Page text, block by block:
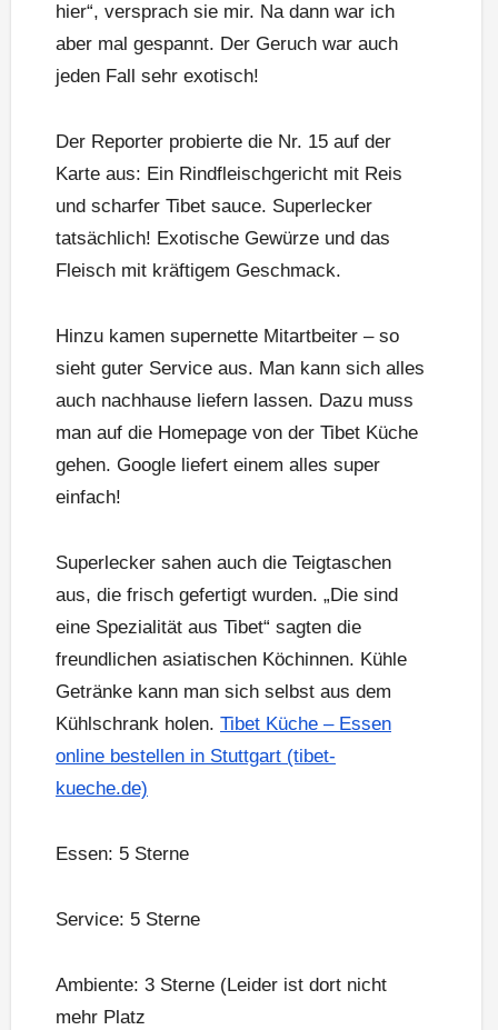
hier“, versprach sie mir. Na dann war ich
aber mal gespannt. Der Geruch war auch
jeden Fall sehr exotisch!
Der Reporter probierte die Nr. 15 auf der
Karte aus: Ein Rindfleischgericht mit Reis
und scharfer Tibet sauce. Superlecker
tatsächlich! Exotische Gewürze und das
Fleisch mit kräftigem Geschmack.
Hinzu kamen supernette Mitartbeiter – so
sieht guter Service aus. Man kann sich alles
auch nachhause liefern lassen. Dazu muss
man auf die Homepage von der Tibet Küche
gehen. Google liefert einem alles super
einfach!
Superlecker sahen auch die Teigtaschen
aus, die frisch gefertigt wurden. „Die sind
eine Spezialität aus Tibet“ sagten die
freundlichen asiatischen Köchinnen. Kühle
Getränke kann man sich selbst aus dem
Kühlschrank holen. Tibet Küche – Essen
online bestellen in Stuttgart (tibet-
kueche.de)
Essen: 5 Sterne
Service: 5 Sterne
Ambiente: 3 Sterne (Leider ist dort nicht
mehr Platz